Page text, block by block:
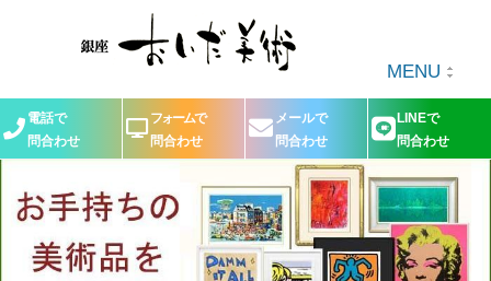
MENU
電話で
問合わせ
フォームで
問合わせ
メールで
問合わせ
LINEで
問合わせ